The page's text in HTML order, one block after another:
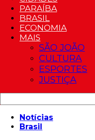
PARAÍBA
BRASIL
ECONOMIA
MAIS
SÃO JOÃO
CULTURA
ESPORTES
JUSTIÇA
Notícias
Brasil